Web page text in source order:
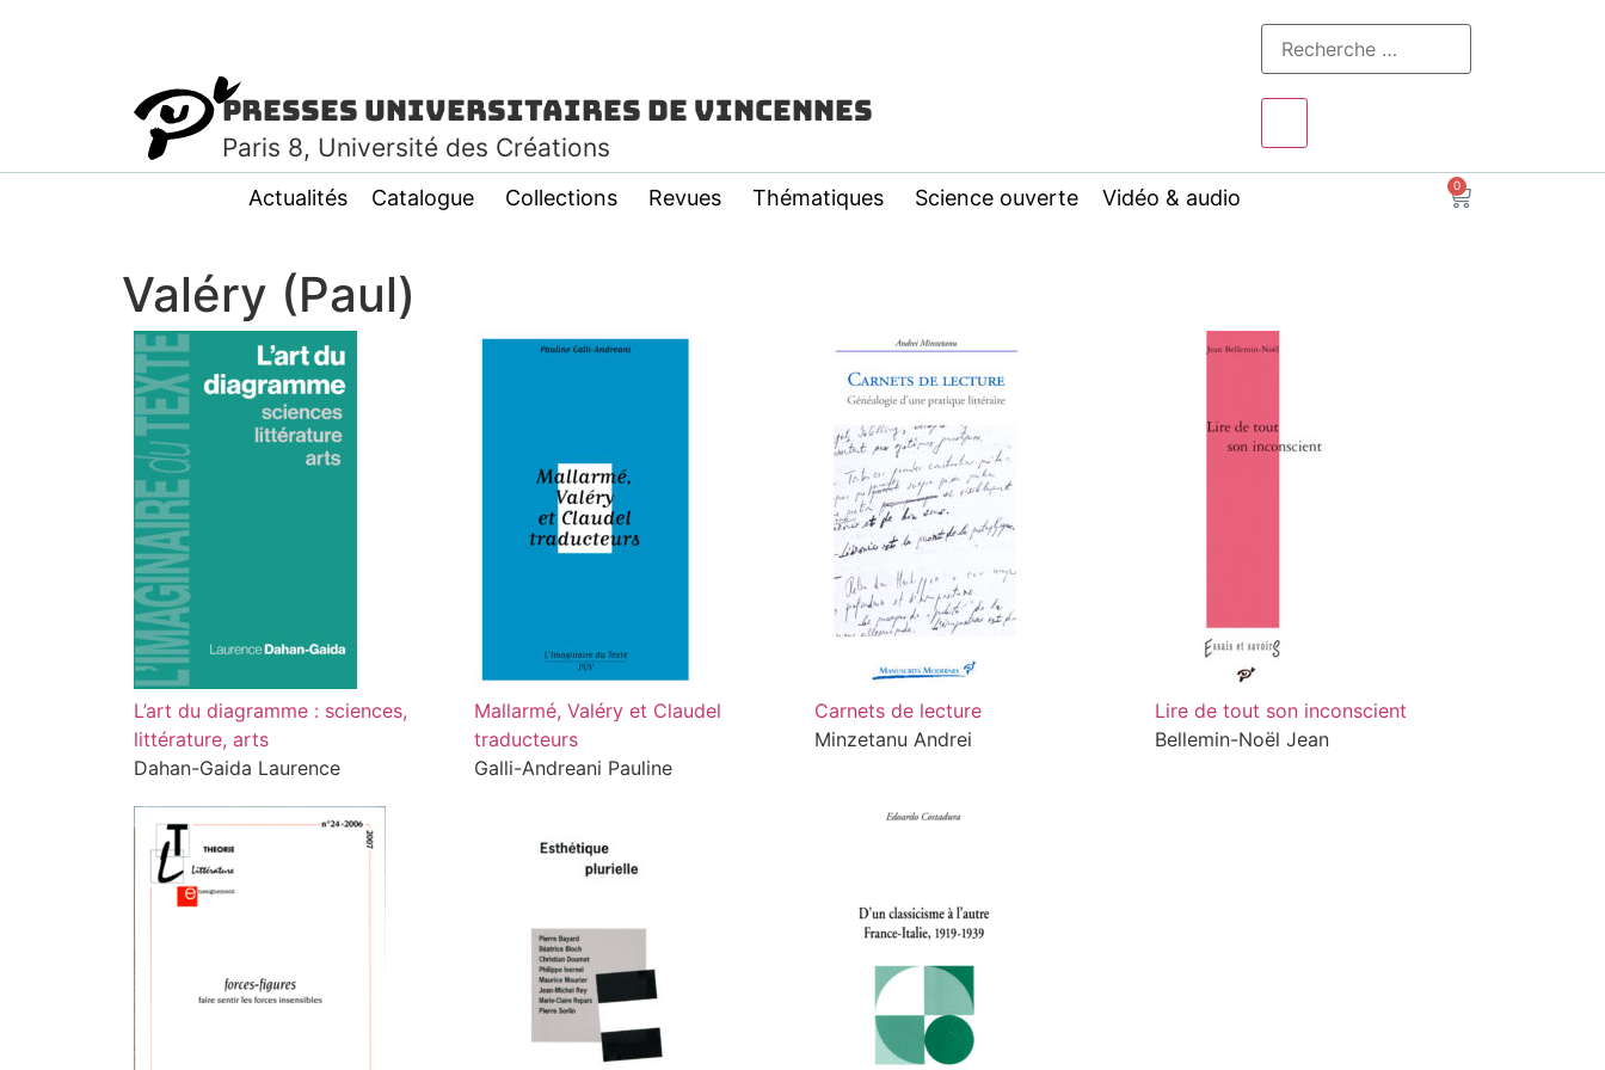
Presses Universitaires de Vincennes
Paris 8, Université des Créations
Actualités Catalogue Collections Revues Thématiques Science ouverte Vidéo & audio 0
Valéry (Paul)
L’art du diagramme : sciences,
littérature, arts
Dahan-Gaida Laurence
Mallarmé, Valéry et Claudel
traducteurs
Galli-Andreani Pauline
Carnets de lecture
Minzetanu Andrei
Lire de tout son inconscient
Bellemin-Noël Jean